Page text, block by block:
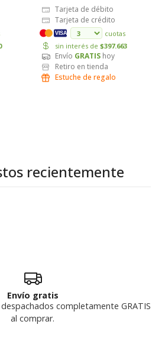
Tarjeta de débito
Tarjeta de crédito
VISA
cuotas
sin interés de $397.663
Envío GRATIS hoy
Retiro en tienda
Estuche de regalo
recientemente
Envío gratis
completamente GRATIS
al comprar.